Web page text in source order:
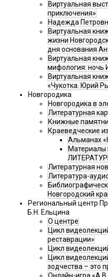
Виртуальная
приключения»
Надежда
Виртуальная
жизни
дня основания
Виртуальная
мифология: ночь
Виртуальная
«Чукотка. Юрий
Новгородика
Новгородика в
Литературная
Книжные
Краеведческие
Альманах
Литературная
Литература-
Новгородский
Региональный центр
Б.Н. Ельцина
О центре
Цикл
реставрации»
Цикл
Цикл
зодчества – это